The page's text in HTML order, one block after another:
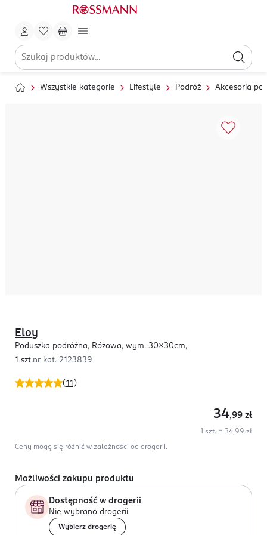
Wszystkie kategorie Lifestyle Podróż Akcesoria
(11 )
Eloy
Poduszka podróżna, Różowa, wym. 30x30cm,
1 szt.nr kat. 2123839
34,99 zł
1 szt. = 34,99 zł
Ceny mogą się różnić w zależności od drogerii.
Możliwości zakupu produktu
Dostępność w drogerii
Nie wybrano drogerii
Wybierz drogerię